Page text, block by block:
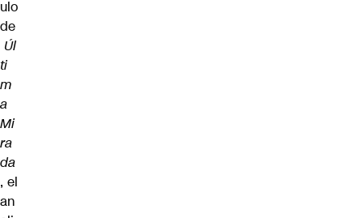
ulo
de
Úl
ti
m
a
Mi
ra
da
, el
an